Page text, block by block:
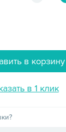
в корзину
в 1 клик